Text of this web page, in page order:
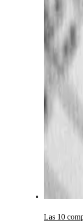
Las 10